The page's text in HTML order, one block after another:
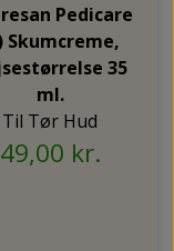
Pedicare
Skumcreme,
35
ml.
Til Tør Hud
49,00 kr.